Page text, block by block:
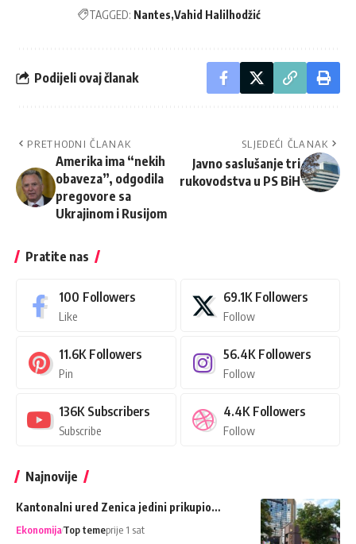
TAGGED: Nantes Vahid Halilhodžić
Podijeli ovaj članak
PRETHODNI ČLANAK
Amerika ima “nekih
obaveza”, odgodila
pregovore sa
Ukrajinom i Rusijom
SLJEDEĆI ČLANAK
Javno saslušanje tri
rukovodstva u PS BiH
Pratite nas
100 Followers
Like
69.1K Followers
Follow
11.6K Followers
Pin
56.4K Followers
Follow
136K Subscribers
Subscribe
4.4K Followers
Follow
Najnovije
Kantonalni ured Zenica jedini prikupio…
EkonomijaTop temeprije 1 sat